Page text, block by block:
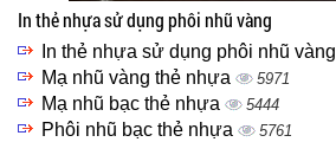
In thẻ nhựa sử dụng phôi nhũ vàng
In thẻ nhựa sử dụng phôi nhũ vàng
Mạ nhũ vàng thẻ nhựa 5971
Mạ nhũ bạc thẻ nhựa 5444
Phôi nhũ bạc thẻ nhựa 5761